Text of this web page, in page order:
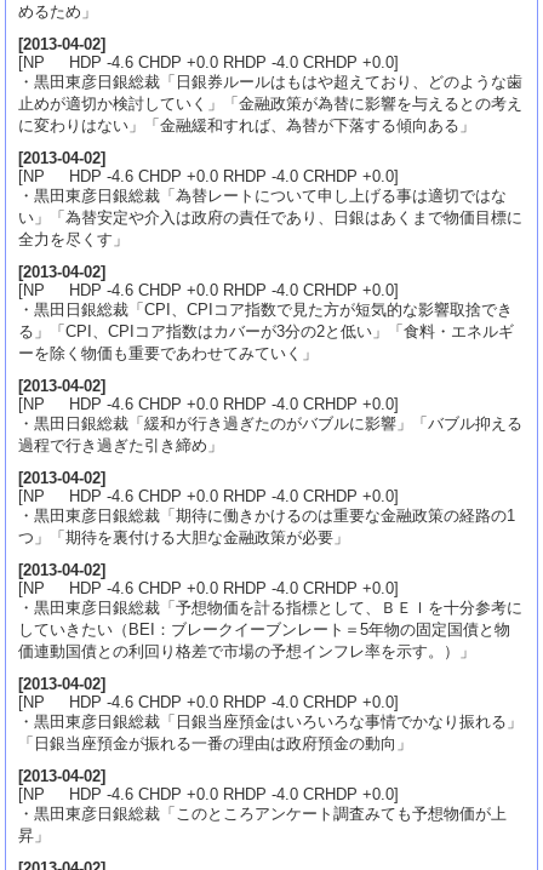
めるため」
[2013-04-02]
[NP HDP -4.6 CHDP +0.0 RHDP -4.0 CRHDP +0.0]
・黒田東彦日銀総裁「日銀券ルールはもはや超えており、どのような歯
止めが適切か検討していく」「金融政策が為替に影響を与えるとの考え
に変わりはない」「金融緩和すれば、為替が下落する傾向ある」
[2013-04-02]
[NP HDP -4.6 CHDP +0.0 RHDP -4.0 CRHDP +0.0]
・黒田東彦日銀総裁「為替レートについて申し上げる事は適切ではな
い」「為替安定や介入は政府の責任であり、日銀はあくまで物価目標に
全力を尽くす」
[2013-04-02]
[NP HDP -4.6 CHDP +0.0 RHDP -4.0 CRHDP +0.0]
・黒田日銀総裁「CPI、CPIコア指数で見た方が短気的な影響取捨でき
る」「CPI、CPIコア指数はカバーが3分の2と低い」「食料・エネルギ
ーを除く物価も重要であわせてみていく」
[2013-04-02]
[NP HDP -4.6 CHDP +0.0 RHDP -4.0 CRHDP +0.0]
・黒田日銀総裁「緩和が行き過ぎたのがバブルに影響」「バブル抑える
過程で行き過ぎた引き締め」
[2013-04-02]
[NP HDP -4.6 CHDP +0.0 RHDP -4.0 CRHDP +0.0]
・黒田東彦日銀総裁「期待に働きかけるのは重要な金融政策の経路の1
つ」「期待を裏付ける大胆な金融政策が必要」
[2013-04-02]
[NP HDP -4.6 CHDP +0.0 RHDP -4.0 CRHDP +0.0]
・黒田東彦日銀総裁「予想物価を計る指標として、ＢＥＩを十分参考に
していきたい（BEI：ブレークイーブンレート＝5年物の固定国債と物
価連動国債との利回り格差で市場の予想インフレ率を示す。）」
[2013-04-02]
[NP HDP -4.6 CHDP +0.0 RHDP -4.0 CRHDP +0.0]
・黒田東彦日銀総裁「日銀当座預金はいろいろな事情でかなり振れる」
「日銀当座預金が振れる一番の理由は政府預金の動向」
[2013-04-02]
[NP HDP -4.6 CHDP +0.0 RHDP -4.0 CRHDP +0.0]
・黒田東彦日銀総裁「このところアンケート調査みても予想物価が上
昇」